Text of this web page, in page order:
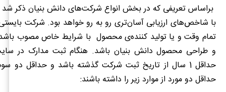
براساس تعریفی که در بخش انواع شرکت‌های دانش بنیان ذکر
تمام وقت و یا تولید کننده‌ی محصول با شرایط خاص مصوب باشد
و طراحی محصول دانش بنیان باشد. هنگام ثبت مدارک در
حداقل 1 سال از تاریخ ثبت شرکت گذشته باشد و حداقل
حداقل دو مورد از موارد زیر را داشته باشند: